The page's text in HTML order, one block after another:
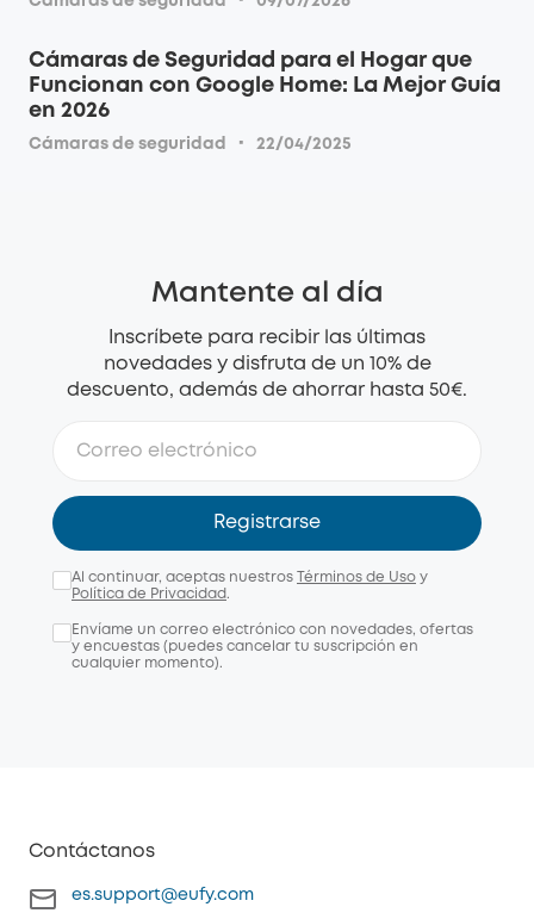
Cámaras de Seguridad para el Hogar que
Funcionan con Google Home: La Mejor Guía
en 2026
Cámaras de seguridad · 22/04/2025
Mantente al día
Inscríbete para recibir las últimas
novedades y disfruta de un 10% de
descuento, además de ahorrar hasta 50€.
Registrarse
Al continuar, aceptas nuestros Términos de Uso y
Política de Privacidad.
Envíame un correo electrónico con novedades, ofertas
y encuestas (puedes cancelar tu suscripción en
cualquier momento).
Contáctanos
es.support@eufy.com